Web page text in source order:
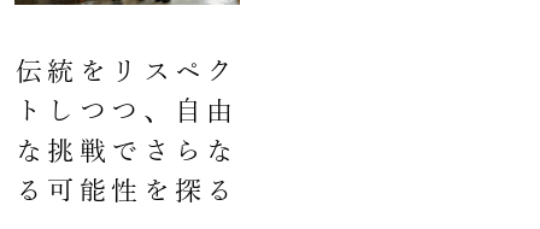
伝統をリスペク
トしつつ、自由
な挑戦でさらな
る可能性を探る